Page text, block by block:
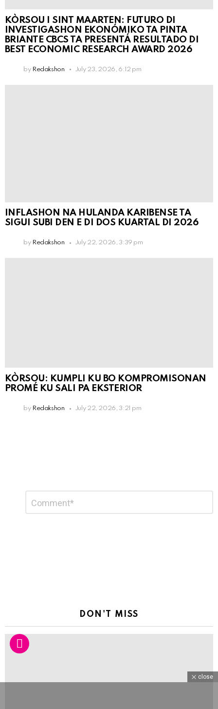
KÒRSOU I SINT MAARTEN: FUTURO DI
INVESTIGASHON EKONÓMIKO TA PINTA
BRIANTE CBCS TA PRESENTÁ RESULTADO DI
BEST ECONOMIC RESEARCH AWARD 2026
by Redakshon July 23, 2026, 6:12 pm
INFLASHON NA HULANDA KARIBENSE TA
SIGUI SUBI DEN E DI DOS KUARTAL DI 2026
by Redakshon July 22, 2026, 3:39 pm
KÒRSOU: KUMPLI KU BO KOMPROMISONAN
PROMÉ KU SALI PA EKSTERIOR
by Redakshon July 22, 2026, 3:21 pm
Reply
DON'T MISS
close